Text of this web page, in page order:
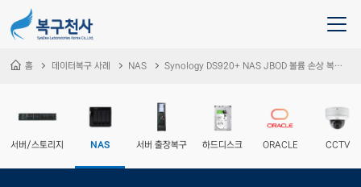
홈 데이터복구 사례 NAS Synology DS920+ NAS JBOD 볼륨 손상 복구 – 99% 이상 성공
서버/스토리지 NAS 서버 출장복구 하드디스크 ORACLE CCTV